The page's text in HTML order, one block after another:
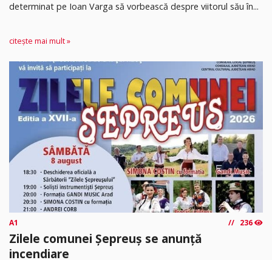
determinat pe Ioan Varga să vorbească despre viitorul său în...
citește mai mult »
A1 236
Zilele comunei Șepreuș se anunță
incendiare